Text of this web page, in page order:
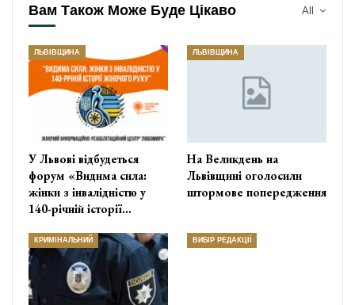
All
Вам Також Може Буде Цікаво
ЛЬВІВЩИНА
У Львові відбудеться
форум «Видима сила:
жінки з інвалідністю у
140-річній історії…
ЛЬВІВЩИНА
На Великдень на
Львівщині оголосили
штормове попередження
КРИМІНАЛЬНИЙ ВИБІР РЕДАКЦІЇ